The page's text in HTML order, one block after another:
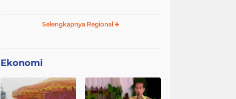
Selengkapnya Regional
Ekonomi